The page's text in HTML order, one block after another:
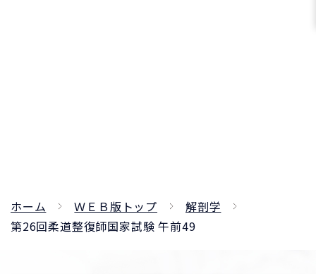
ホーム ＷＥＢ版トップ
解剖学
第26回柔道整復師国家試験 午前49